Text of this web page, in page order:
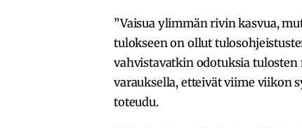
”Vaisua ylimmän rivin kasvua,
tulokseen on ollut
vahvistavatkin odotuksia
varauksella, etteivät viime viikon
toteudu.